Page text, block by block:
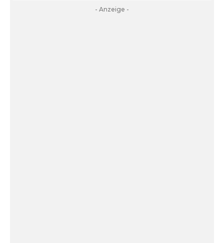
- Anzeige -